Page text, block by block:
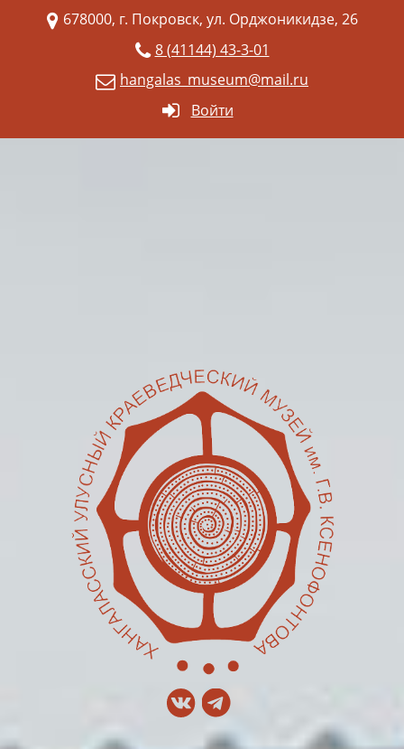
678000, г. Покровск, ул. Орджоникидзе, 26
8 (41144) 43-3-01
hangalas_museum@mail.ru
Войти